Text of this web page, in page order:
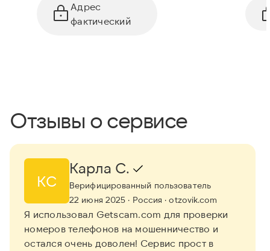
Адрес
фактический
Отзывы о сервисе
КС
Карла С.
Верифицированный пользователь
22 июня 2025 · Россия · otzovik.com
Я использовал Getscam.com для проверки
номеров телефонов на мошенничество и
остался очень доволен! Сервис прост в